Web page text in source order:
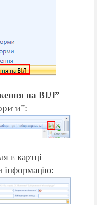
на ВІЛ”
в картці
інформацію: